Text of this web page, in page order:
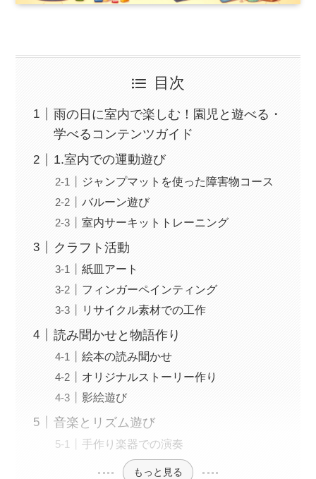
目次
雨の日に室内で楽しむ！園児と遊べる・
学べるコンテンツガイド
1.室内での運動遊び
ジャンプマットを使った障害物コース
バルーン遊び
室内サーキットトレーニング
クラフト活動
紙皿アート
フィンガーペインティング
リサイクル素材での工作
読み聞かせと物語作り
絵本の読み聞かせ
オリジナルストーリー作り
影絵遊び
音楽とリズム遊び
手作り楽器での演奏
もっと見る